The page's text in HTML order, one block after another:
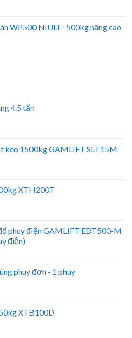
WP500 NIULI - 500kg nâng cao
4.5 tấn
kéo 1500kg GAMLIFT SLT15M
XTH200T
phuy điện GAMLIFT EDT500-M
điện)
phuy đơn - 1 phuy
XTB100D